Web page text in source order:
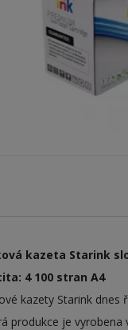
kazeta Starink
4 100 stran A4
kazety Starink dnes
produkce je